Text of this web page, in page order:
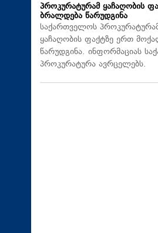
პროკურატურამ ყაჩაღობის
ბრალდება წარუდგინა
საქართველოს
ყაჩაღობის ფაქტზე ერთ
წარუდგინა. ინფორმაციას
პროკურატურა ავრცელებს.